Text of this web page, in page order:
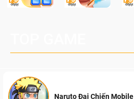
Naruto Đại Chiến Mobile